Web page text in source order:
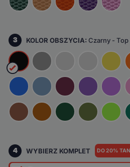
3 KOLOR OBSZYCIA:Czarny - Top
4 WYBIERZ KOMPLET DO 20%